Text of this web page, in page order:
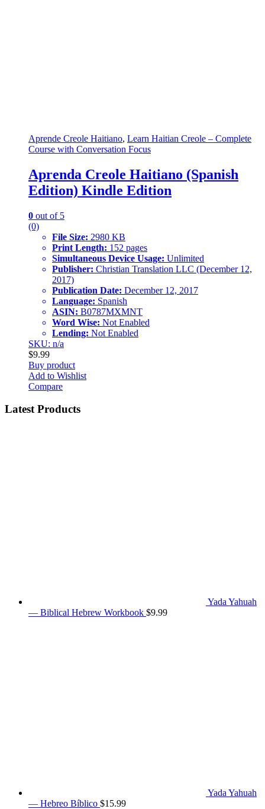
Aprende Creole Haitiano, Learn Haitian Creole – Complete
Course with Conversation Focus
Aprenda Creole Haitiano (Spanish
Edition) Kindle Edition
0 out of 5
(0)
File Size: 2980 KB
Print Length: 152 pages
Simultaneous Device Usage: Unlimited
Publisher: Christian Translation LLC (December 12,
2017)
Publication Date: December 12, 2017
Language: Spanish
ASIN: B0787MXMNT
Word Wise: Not Enabled
Lending: Not Enabled
SKU: n/a
$9.99
Buy product
Add to Wishlist
Compare
Latest Products
Yada Yahuah
— Biblical Hebrew Workbook $9.99
Yada Yahuah
— Hebreo Bíblico $15.99